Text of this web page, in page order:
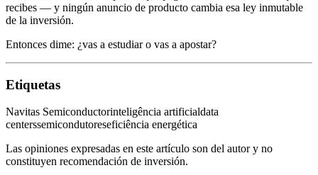
recibes — y ningún anuncio de producto cambia esa ley inmutable
de la inversión.
Entonces dime: ¿vas a estudiar o vas a apostar?
Etiquetas
Navitas Semiconductorinteligência artificialdata
centerssemicondutoreseficiência energética
Las opiniones expresadas en este artículo son del autor y no
constituyen recomendación de inversión.